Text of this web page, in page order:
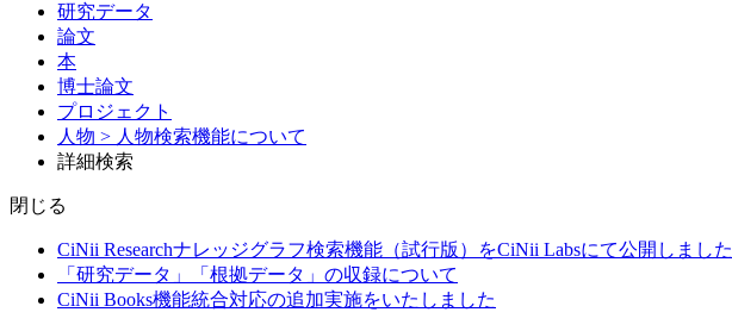
研究データ
論文
本
博士論文
プロジェクト
人物 > 人物検索機能について
詳細検索
閉じる
CiNii Researchナレッジグラフ検索機能（試行版）をCiNii Labsにて公開しました
「研究データ」「根拠データ」の収録について
CiNii Books機能統合対応の追加実施をいたしました